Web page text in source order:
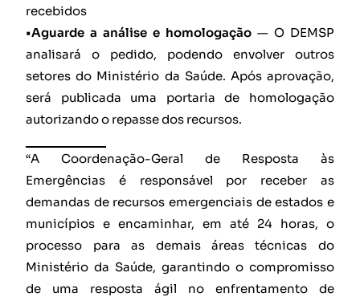
recebidos
•Aguarde a análise e homologação— O DEMSP
analisará o pedido, podendo envolver outros
setores do Ministério da Saúde. Após aprovação,
será publicada uma portaria de homologação
autorizando o repasse dos recursos.
“A Coordenação-Geral de Resposta às
Emergências é responsável por receber as
demandas de recursos emergenciais de estados e
municípios e encaminhar, em até 24 horas, o
processo para as demais áreas técnicas do
Ministério da Saúde, garantindo o compromisso
de uma resposta ágil no enfrentamento de